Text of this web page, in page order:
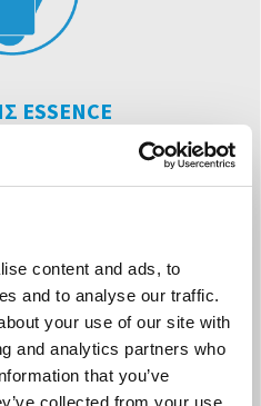
content and ads, to
and to analyse our traffic.
your use of our site with
and analytics partners who
that you’ve
collected from your use
ESSENCE
διαχέει βαλσαμικά αρώματα
ΥΓΡΑΣΙΑΣ